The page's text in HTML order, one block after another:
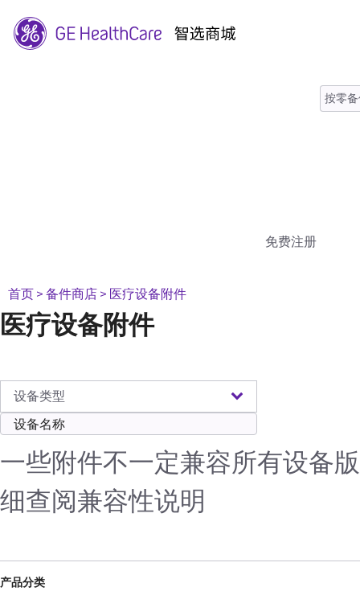
免费注册
首页 > 备件商店 > 医疗设备附件
医疗设备附件
设备类型
一些附件不一定兼容所有设备
细查阅兼容性说明
产品分类